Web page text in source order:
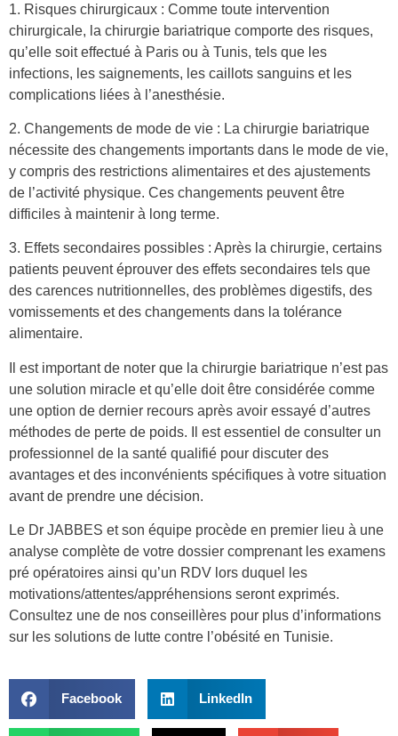
1. Risques chirurgicaux : Comme toute intervention
chirurgicale, la chirurgie bariatrique comporte des risques,
qu’elle soit effectué à Paris ou à Tunis, tels que les
infections, les saignements, les caillots sanguins et les
complications liées à l’anesthésie.
2. Changements de mode de vie : La chirurgie bariatrique
nécessite des changements importants dans le mode de vie,
y compris des restrictions alimentaires et des ajustements
de l’activité physique. Ces changements peuvent être
difficiles à maintenir à long terme.
3. Effets secondaires possibles : Après la chirurgie, certains
patients peuvent éprouver des effets secondaires tels que
des carences nutritionnelles, des problèmes digestifs, des
vomissements et des changements dans la tolérance
alimentaire.
Il est important de noter que la chirurgie bariatrique n’est pas
une solution miracle et qu’elle doit être considérée comme
une option de dernier recours après avoir essayé d’autres
méthodes de perte de poids. Il est essentiel de consulter un
professionnel de la santé qualifié pour discuter des
avantages et des inconvénients spécifiques à votre situation
avant de prendre une décision.
Le Dr JABBES et son équipe procède en premier lieu à une
analyse complète de votre dossier comprenant les examens
pré opératoires ainsi qu’un RDV lors duquel les
motivations/attentes/appréhensions seront exprimés.
Consultez une de nos conseillères pour plus d’informations
sur les solutions de lutte contre l’obésité en Tunisie.
Facebook LinkedIn